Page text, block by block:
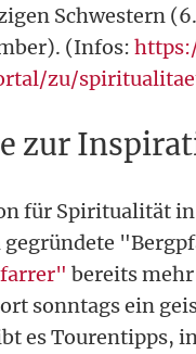
Schwestern
(Infos:
zu/
zur
für Spiritualität in
gegründete
bereits
sonntags ein
es Tourentipps,